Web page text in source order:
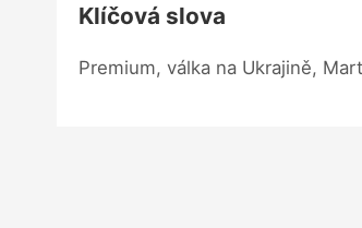
Klíčová slova
Premium, válka na Ukrajině,